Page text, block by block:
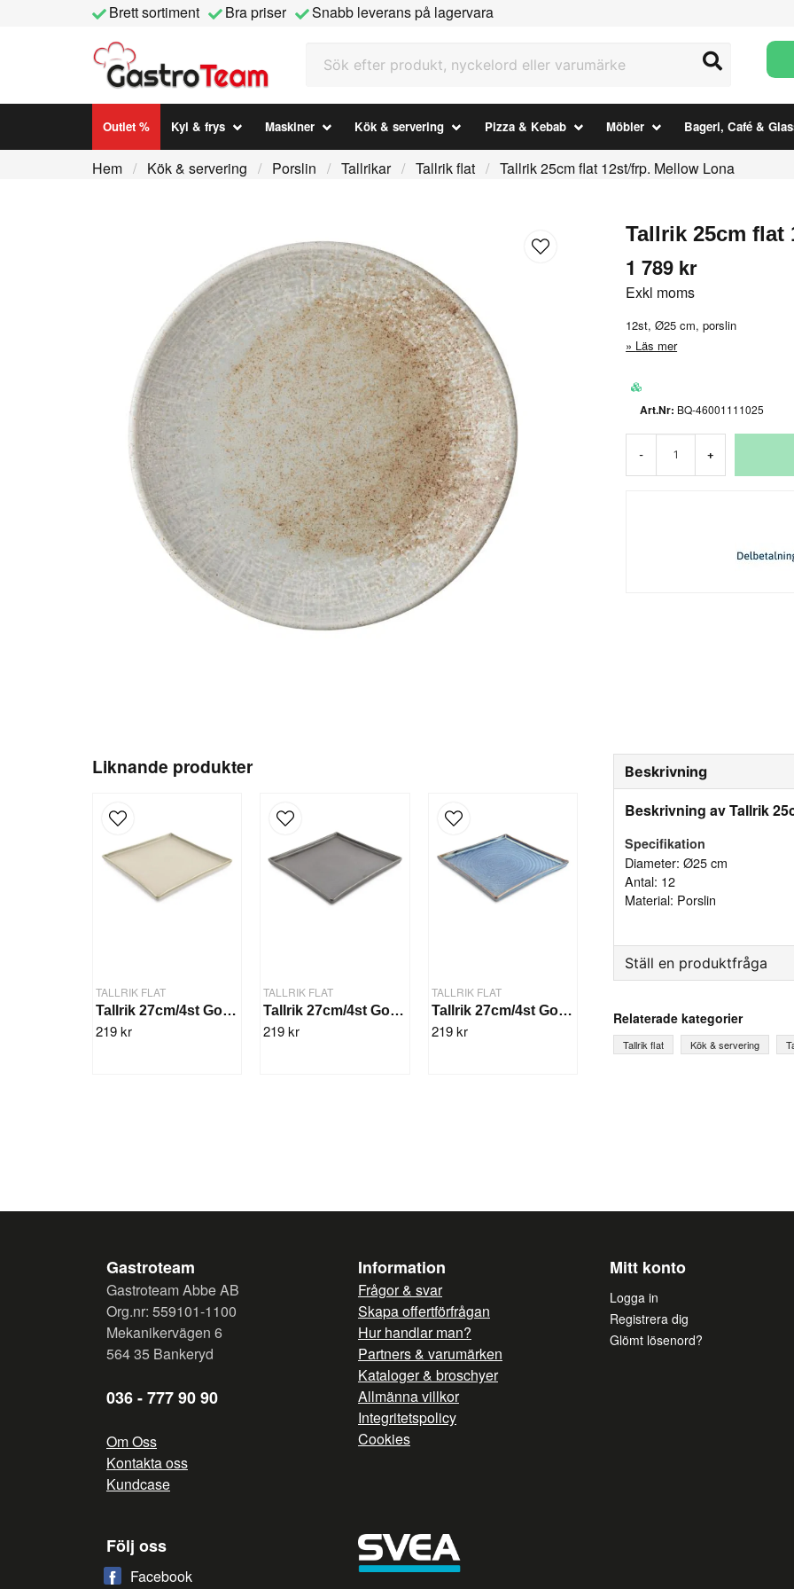
Brett sortiment Bra priser
Snabb leverans på lagervara
Outlet % Kyl & frys Maskiner Kök & servering Pizza & Kebab Möbler Bageri, Café &
Hem Kök & servering Porslin Tallrikar Tallrik flat Tallrik 25cm flat 12st/frp. Mellow Lona
Tallrik 25cm flat
1 789 kr
Exkl moms
12st, Ø25 cm, porslin
Läs mer
BQ-46001111025
- +
Liknande produkter
TALLRIK FLAT
Tallrik 27cm/4st Gourme Grön
219 kr
TALLRIK FLAT
Tallrik 27cm/4st Gourme Svart
219 kr
TALLRIK FLAT
Tallrik 27cm/4st Gourme Blå
219 kr
Beskrivning
Beskrivning av Tallrik
Specifikation
Diameter: Ø25 cm
Antal: 12
Material: Porslin
Ställ en produktfråga
Fråga oss något om
Relaterade kategorier
Tallrik flat Kök & servering
Gastroteam
Gastroteam Abbe AB
Org.nr: 559101-1100
Mekanikervägen 6
564 35 Bankeryd
036 - 777 90 90
Om Oss
Kontakta oss
Kundcase
Information
Frågor & svar
Skapa offertförfrågan
Hur handlar man?
Partners & varumärken
Kataloger & broschyer
Allmänna villkor
Integritetspolicy
Cookies
Mitt konto
Logga in
Registrera dig
Glömt lösenord?
Följ oss
Facebook